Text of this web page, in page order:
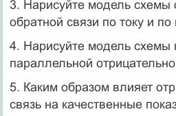
3. Нарисуйте модель схемы
обратной связи по току и
4. Нарисуйте модель схемы
параллельной
5. Каким образом влияет
связь на качественные